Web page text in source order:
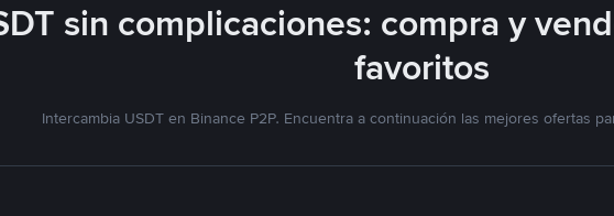
sin complicaciones: compra y
favoritos
Intercambia USDT en Binance P2P. Encuentra a continuación las mejores ofertas